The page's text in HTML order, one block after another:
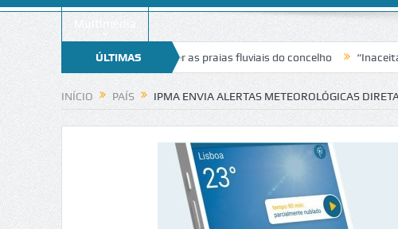
Multimédia
ÚLTIMAS
NOTÍCIAS
a conhecer e proteger as praias fluviais do concelho “Inaceitável”.
INÍCIO PAÍS IPMA ENVIA ALERTAS METEOROLÓGICAS